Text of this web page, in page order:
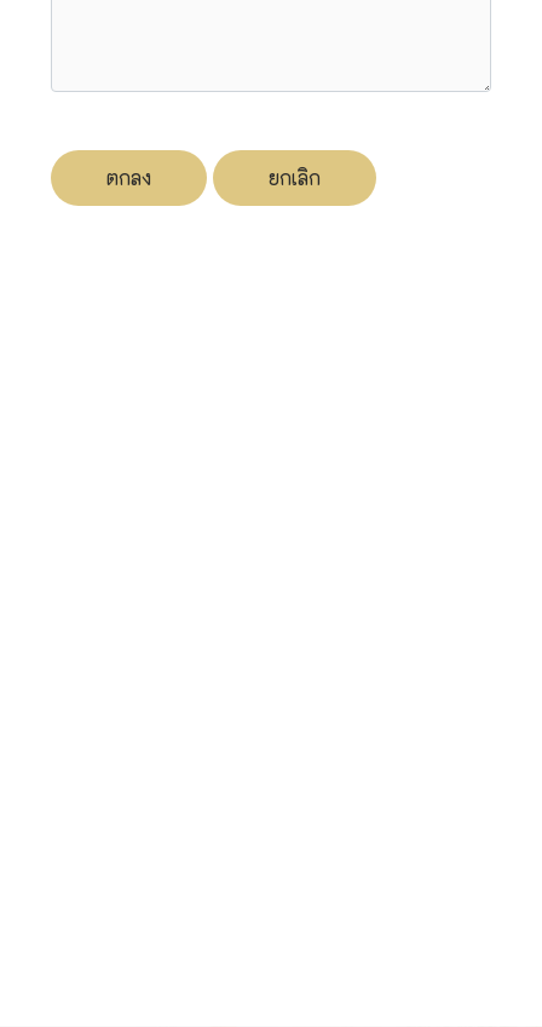
ตกลง ยกเลิก